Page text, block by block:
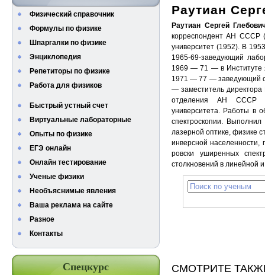
Физический справочник
Формулы по физике
Шпаргалки по физике
Энциклопедия
Репетиторы по физике
Работа для физиков
Быстрый устный счет
Виртуальные лабораторные
Опыты по физике
ЕГЭ онлайн
Онлайн тестирование
Ученые физики
Необъяснимые явления
Ваша реклама на сайте
Разное
Контакты
Спецкурс
Раутиан
Раутиан Сергей
корреспондент АН СССР
университет (1952). В
1965-69-заведующий
1969 — 71 — в Институте
1971 — 77 — заведующий
— заместитель директора
отделения АН СССР и
университета. Работы в
спектроскопии.
лазерной оптике, физике
инверсной населенности,
ровски уширенных
столкновений в линейной
СМОТРИТЕ